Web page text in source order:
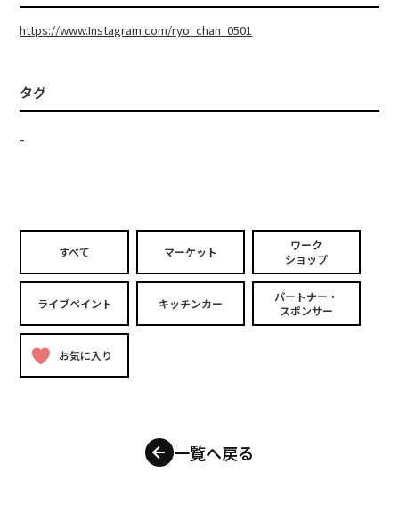
https://www.Instagram.com/ryo_chan_0501
タグ
-
すべて マーケット
ワーク
ショップ
ライブペイント キッチンカー
パートナー・
スポンサー
お気に入り
一覧へ戻る